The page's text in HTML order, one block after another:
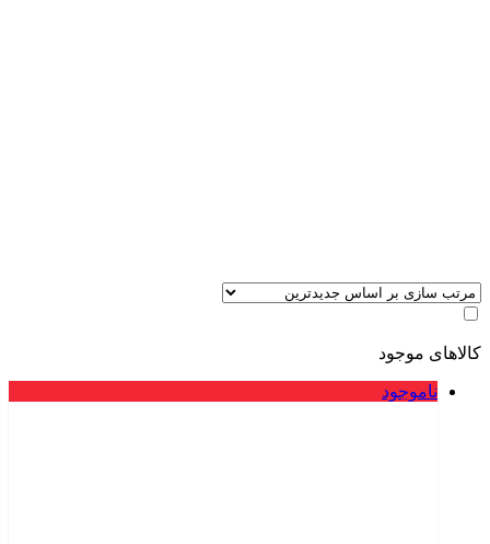
کالاهای موجود
ناموجود